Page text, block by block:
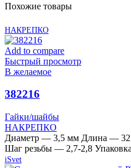
Похожие товары
НАКРЕПКО
Add to compare
Быстрый просмотр
В желаемое
382216
Гайки/шайбы
НАКРЕПКО
Диаметр — 3,5 мм Длина —
Шаг резьбы — 2,7-2,8
iSvet